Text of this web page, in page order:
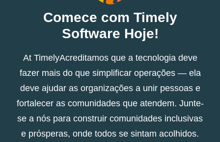
Comece com Timely
Software Hoje!
At TimelyAcreditamos que a tecnologia deve
fazer mais do que simplificar operações — ela
deve ajudar as organizações a unir pessoas e
fortalecer as comunidades que atendem. Junte-
se a nós para construir comunidades inclusivas
e prósperas, onde todos se sintam acolhidos.